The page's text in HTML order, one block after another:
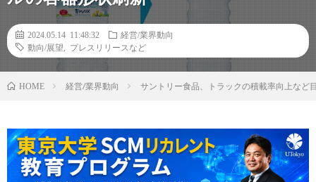
2024.05.14 11:48:32
経営/業界動向
動向/展望
プレスリリースなど
HOME 経営/業界動向 サントリー食品、トラックの積載率向上など